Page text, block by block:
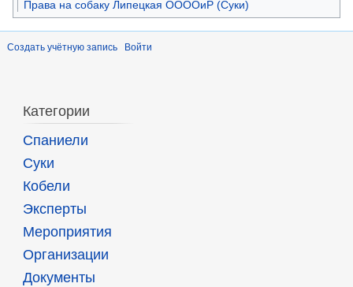
Права на собаку Липецкая ООООиР (Суки)
Создать учётную запись Войти
Категории
Спаниели
Суки
Кобели
Эксперты
Мероприятия
Организации
Документы